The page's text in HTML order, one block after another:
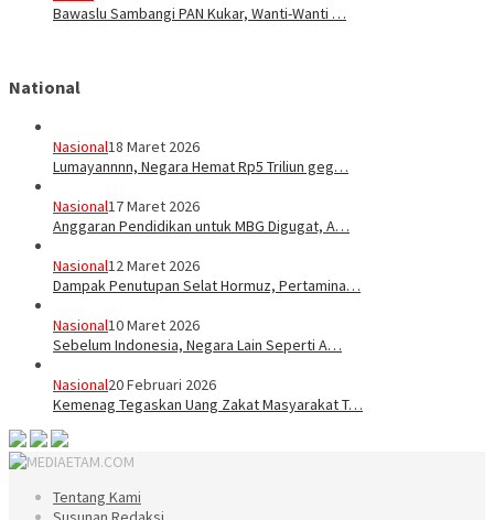
Bawaslu Sambangi PAN Kukar, Wanti-Wanti …
National
Nasional18 Maret 2026
Lumayannnn, Negara Hemat Rp5 Triliun geg…
Nasional17 Maret 2026
Anggaran Pendidikan untuk MBG Digugat, A…
Nasional12 Maret 2026
Dampak Penutupan Selat Hormuz, Pertamina…
Nasional10 Maret 2026
Sebelum Indonesia, Negara Lain Seperti A…
Nasional20 Februari 2026
Kemenag Tegaskan Uang Zakat Masyarakat T…
Tentang Kami